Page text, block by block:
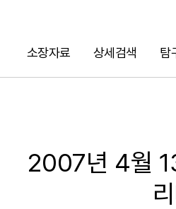
소장자료 상세검색 탐
검색
2007년 4월 13